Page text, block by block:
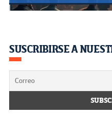
SUSCRIBIRSE A